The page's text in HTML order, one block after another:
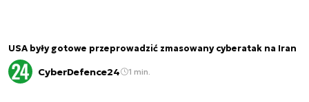
USA były gotowe przeprowadzić zmasowany cyberatak na Iran
CyberDefence24 1 min.